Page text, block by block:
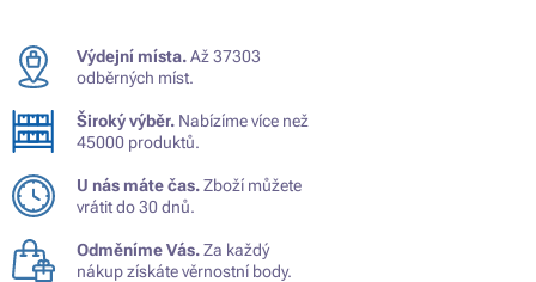
Výdejní místa.Až 37303
odběrných míst.
Široký výběr. Nabízíme více než
45000 produktů.
U nás máte čas.Zboží můžete
vrátit do 30 dnů.
Odměníme Vás.Za každý
nákup získáte věrnostní body.